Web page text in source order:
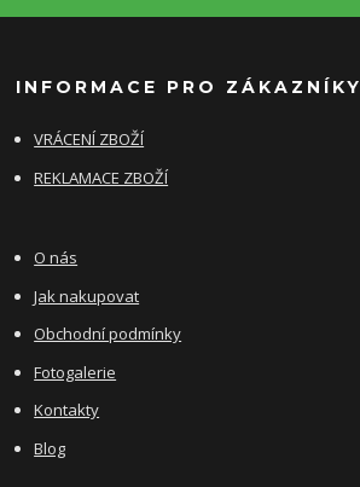
INFORMACE PRO ZÁKAZNÍKY
VRÁCENÍ ZBOŽÍ
REKLAMACE ZBOŽÍ
O nás
Jak nakupovat
Obchodní podmínky
Fotogalerie
Kontakty
Blog